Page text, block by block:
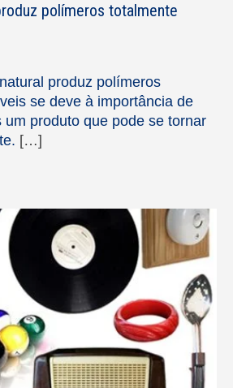
polímeros totalmente
produz polímeros
se deve à importância de
um produto que pode se tornar
[…]